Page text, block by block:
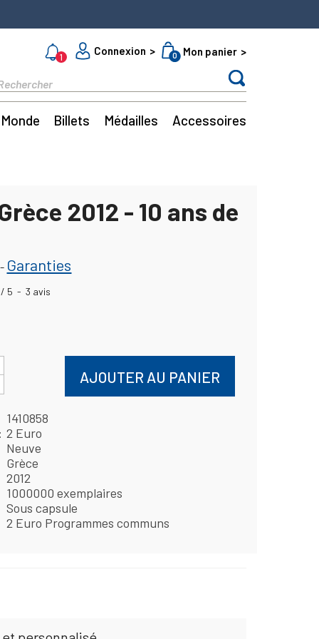
1
Connexion 0 Mon panier
Monde Billets Médailles Accessoires
2012 - 10 ans de
- Garanties
/ 5 - 3 avis
AJOUTER AU PANIER
1410858
2 Euro
Neuve
Grèce
2012
1000000 exemplaires
Sous capsule
2 Euro Programmes communs